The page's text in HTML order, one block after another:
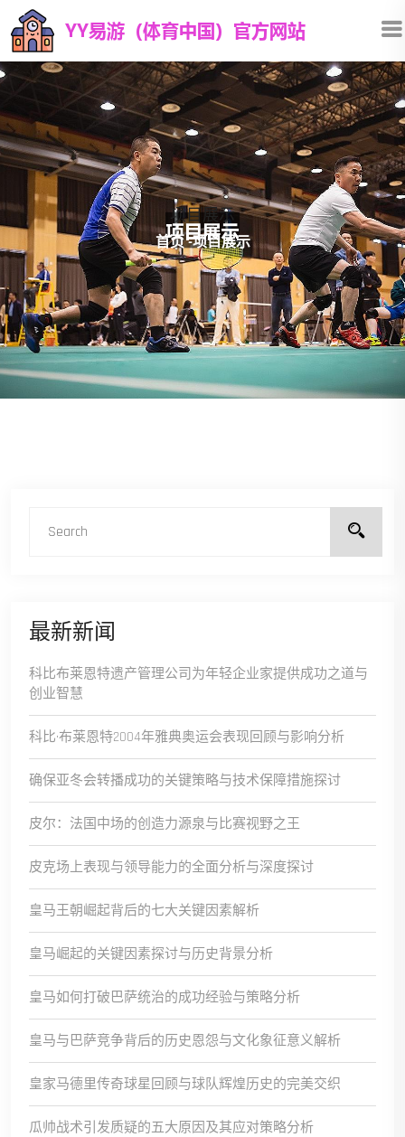
项目展示
首页-项目展示
最新新闻
科比布莱恩特遗产管理公司为年轻企业家提供成功之道与
创业智慧
科比·布莱恩特2004年雅典奥运会表现回顾与影响分析
确保亚冬会转播成功的关键策略与技术保障措施探讨
皮尔：法国中场的创造力源泉与比赛视野之王
皮克场上表现与领导能力的全面分析与深度探讨
皇马王朝崛起背后的七大关键因素解析
皇马崛起的关键因素探讨与历史背景分析
皇马如何打破巴萨统治的成功经验与策略分析
皇马与巴萨竞争背后的历史恩怨与文化象征意义解析
皇家马德里传奇球星回顾与球队辉煌历史的完美交织
瓜帅战术引发质疑的五大原因及其应对策略分析